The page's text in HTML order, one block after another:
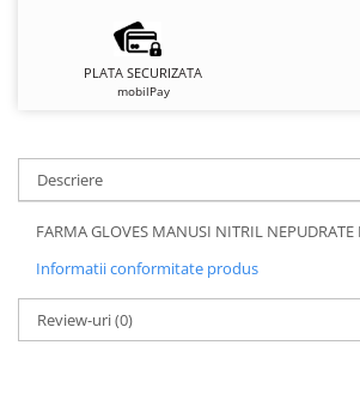
PLATA SECURIZATA
mobilPay
Descriere
FARMA GLOVES MANUSI NITRIL NEPUDRATE
Informatii conformitate produs
Review-uri(0)